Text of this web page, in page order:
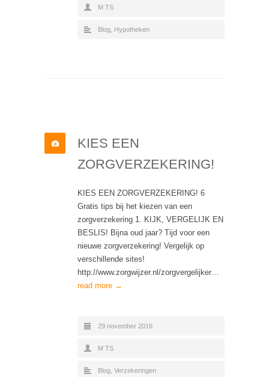
M TS
Blog Hypotheken
KIES EEN
ZORGVERZEKERING!
KIES EEN ZORGVERZEKERING! 6
Gratis tips bij het kiezen van een
zorgverzekering 1. KIJK, VERGELIJK EN
BESLIS! Bijna oud jaar? Tijd voor een
nieuwe zorgverzekering! Vergelijk op
verschillende sites!
http://www.zorgwijzer.nl/zorgvergelijker…
read more →
29 november 2016
M TS
Blog Verzekeringen